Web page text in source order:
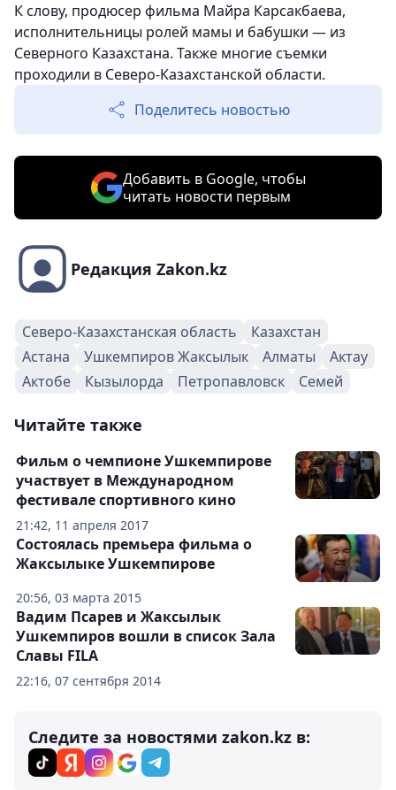
К слову, продюсер фильма Майра Карсакбаева,
исполнительницы ролей мамы и бабушки — из
Северного Казахстана. Также многие съемки
проходили в Северо-Казахстанской области.
Поделитесь новостью
Добавить в Google, чтобы
читать новости первым
Редакция Zakon.kz
Северо-Казахстанская область
Казахстан
Астана
Ушкемпиров Жаксылык Алматы
Актау
Актобе
Кызылорда Петропавловск Семей
Читайте также
21:42, 11 апреля 2017
Фильм о чемпионе Ушкемпирове
участвует в Международном
фестивале спортивного кино
20:56, 03 марта 2015
Состоялась премьера фильма о
Жаксылыке Ушкемпирове
22:16, 07 сентября 2014
Вадим Псарев и Жаксылык
Ушкемпиров вошли в список Зала
Славы FILA
Следите за новостями zakon.kz в: